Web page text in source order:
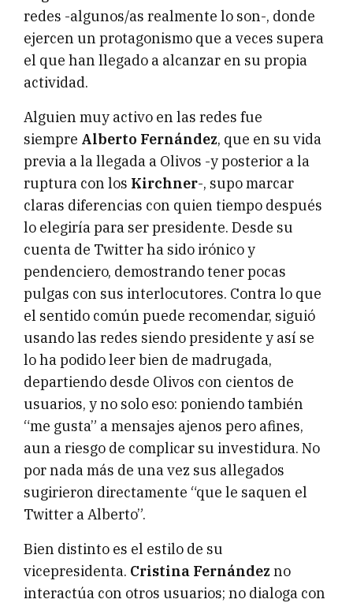
redes -algunos/as realmente lo son-, donde
ejercen un protagonismo que a veces supera
el que han llegado a alcanzar en su propia
actividad.
Alguien muy activo en las redes fue
siempre Alberto Fernández, que en su vida
previa a la llegada a Olivos -y posterior a la
ruptura con los Kirchner-, supo marcar
claras diferencias con quien tiempo después
lo elegiría para ser presidente. Desde su
cuenta de Twitter ha sido irónico y
pendenciero, demostrando tener pocas
pulgas con sus interlocutores. Contra lo que
el sentido común puede recomendar, siguió
usando las redes siendo presidente y así se
lo ha podido leer bien de madrugada,
departiendo desde Olivos con cientos de
usuarios, y no solo eso: poniendo también
“me gusta” a mensajes ajenos pero afines,
aun a riesgo de complicar su investidura. No
por nada más de una vez sus allegados
sugirieron directamente “que le saquen el
Twitter a Alberto”.
Bien distinto es el estilo de su
vicepresidenta. Cristina Fernández no
interactúa con otros usuarios; no dialoga con